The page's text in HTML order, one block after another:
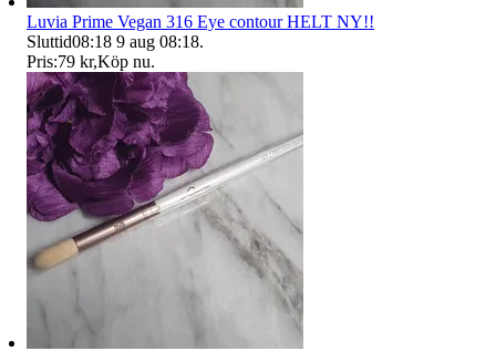
Luvia Prime Vegan 316 Eye contour HELT NY!!
Sluttid08:18 9 aug 08:18.
Pris:79 kr,Köp nu.